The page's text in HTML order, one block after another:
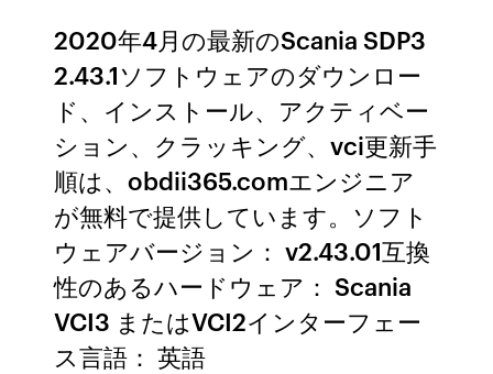
2020年4月の最新のScania SDP3
2.43.1ソフトウェアのダウンロー
ド、インストール、アクティベー
ション、クラッキング、vci更新手
順は、obdii365.comエンジニア
が無料で提供しています。ソフト
ウェアバージョン： v2.43.01互換
性のあるハードウェア： Scania
VCI3 またはVCI2インターフェー
ス言語： 英語